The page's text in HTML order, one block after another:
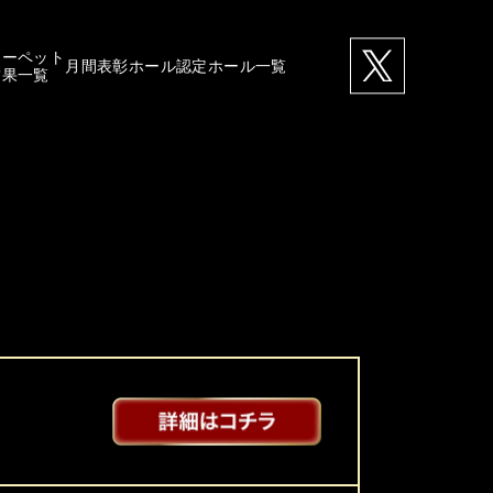
ペット
一覧
月間表彰ホール認定ホール一覧